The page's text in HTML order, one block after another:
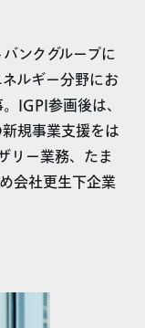
ンクグループに
ルギー分野にお
IGPI参画後は、
規事業支援をは
リー業務、たま
会社更生下企業